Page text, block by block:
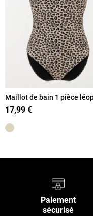
Maillot de bain 1 pièce
femme
17,99 €
Paiement
sécurisé